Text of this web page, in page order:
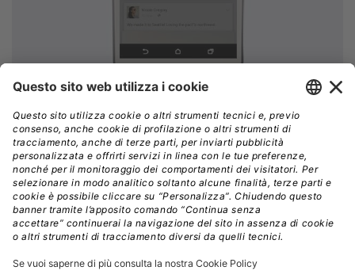
Le persone che desiderano entrare in contatto con le
aziende attraverso messaggi su Facebook possono ora
identificare quali siano le pagine più reattive nel
rispondere ai messaggi privati. Le Pagine che
rispondono al 90% dei messaggi ed impiegano in media
meno di cinque minuti per rispondere verranno
Alta reattività ai
messaggi, in modo da essere subito riconoscibili agli